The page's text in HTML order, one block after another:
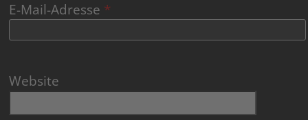
E-Mail-Adresse *
Website